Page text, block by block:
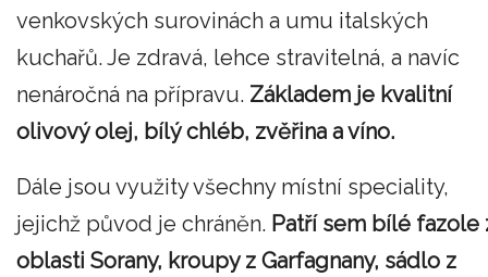
venkovských surovinách a umu italských
kuchařů. Je zdravá, lehce stravitelná, a navíc
nenáročná na přípravu. Základem je kvalitní
olivový olej, bílý chléb, zvěřina a víno.
Dále jsou využity všechny místní speciality,
jejichž původ je chráněn. Patří sem bílé fazole
oblasti Sorany, kroupy z Garfagnany, sádlo z